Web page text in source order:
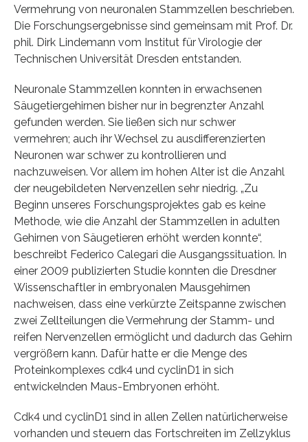
Vermehrung von neuronalen Stammzellen beschrieben.
Die Forschungsergebnisse sind gemeinsam mit Prof. Dr.
phil. Dirk Lindemann vom Institut für Virologie der
Technischen Universität Dresden entstanden.
Neuronale Stammzellen konnten in erwachsenen
Säugetiergehirnen bisher nur in begrenzter Anzahl
gefunden werden. Sie ließen sich nur schwer
vermehren; auch ihr Wechsel zu ausdifferenzierten
Neuronen war schwer zu kontrollieren und
nachzuweisen. Vor allem im hohen Alter ist die Anzahl
der neugebildeten Nervenzellen sehr niedrig. „Zu
Beginn unseres Forschungsprojektes gab es keine
Methode, wie die Anzahl der Stammzellen in adulten
Gehirnen von Säugetieren erhöht werden konnte“,
beschreibt Federico Calegari die Ausgangssituation. In
einer 2009 publizierten Studie konnten die Dresdner
Wissenschaftler in embryonalen Mausgehirnen
nachweisen, dass eine verkürzte Zeitspanne zwischen
zwei Zellteilungen die Vermehrung der Stamm- und
reifen Nervenzellen ermöglicht und dadurch das Gehirn
vergrößern kann. Dafür hatte er die Menge des
Proteinkomplexes cdk4 und cyclinD1 in sich
entwickelnden Maus-Embryonen erhöht.
Cdk4 und cyclinD1 sind in allen Zellen natürlicherweise
vorhanden und steuern das Fortschreiten im Zellzyklus